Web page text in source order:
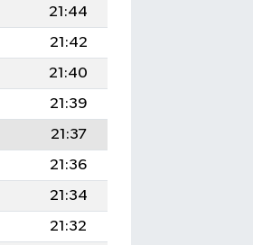
21:44
21:42
21:40
21:39
21:37
21:36
21:34
21:32